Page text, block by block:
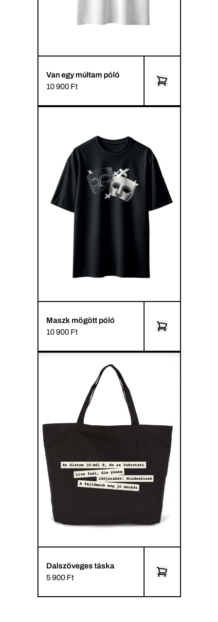
Van egy múltam póló
10 900 Ft
Maszk mögött póló
10 900 Ft
Dalszöveges táska
5 900 Ft